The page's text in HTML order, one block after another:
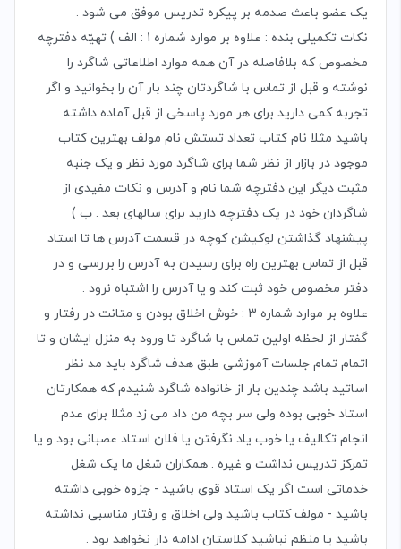
یک عضو باعث صدمه بر پیکره تدریس موفق می شود .
نکات تکمیلی بنده : علاوه بر موارد شماره 1 : الف ) تهیّه دفترچه
مخصوص که بلافاصله در آن همه موارد اطلاعاتی شاگرد را
نوشته و قبل از تماس با شاگردتان چند بار آن را بخوانید و اگر
تجربه کمی دارید برای هر مورد پاسخی از قبل آماده داشته
باشید مثلا نام کتاب تعداد تستش نام مولف بهترین کتاب
موجود در بازار از نظر شما برای شاگرد مورد نظر و یک جنبه
مثبت دیگر این دفترچه شما نام و آدرس و نکات مفیدی از
شاگردان خود در یک دفترچه دارید برای سالهای بعد . ب )
پیشنهاد گذاشتن لوکیشن کوچه در قسمت آدرس ها تا استاد
قبل از تماس بهترین راه برای رسیدن به آدرس را بررسی و در
دفتر مخصوص خود ثبت کند و یا آدرس را اشتباه نرود .
علاوه بر موارد شماره 3 : خوش اخلاق بودن و متانت در رفتار و
گفتار از لحظه اولین تماس با شاگرد تا ورود به منزل ایشان و تا
اتمام تمام جلسات آموزشی طبق هدف شاگرد باید مد نظر
اساتید باشد چندین بار از خانواده شاگرد شنیدم که همکارتان
استاد خوبی بوده ولی سر بچه من داد می زد مثلا برای عدم
انجام تکالیف یا خوب یاد نگرفتن یا فلان استاد عصبانی بود و یا
تمرکز تدریس نداشت و غیره . همکاران شغل ما یک شغل
خدماتی است اگر یک استاد قوی باشید - جزوه خوبی داشته
باشید - مولف کتاب باشید ولی اخلاق و رفتار مناسبی نداشته
باشید یا منظم نباشید کلاستان ادامه دار نخواهد بود .